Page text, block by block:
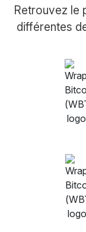
Retrouvez le
différentes